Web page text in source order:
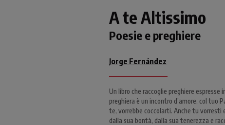
A te Altissimo
Poesie e preghiere
Jorge Fernández
Un libro che raccoglie preghiere espresse
preghiera è un incontro d’amore, col tuo
te, vorrebbe coccolarti. Anche tu vorresti
dalla sua bontà, dalla sua tenerezza e